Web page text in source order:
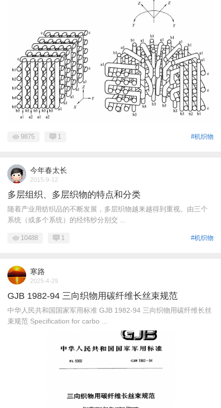
#机织物
9875 1
今年春太长
2015-9-12
多层组织、多层织物的特点和分类
随着产业用纺织品的不断发展，多层织物越来越得到重视。由三个
系统（或多个系统）的经纬纱分别交 ...
#机织物
10488 1
寒路
2025-4-29
GJB 1982-94 三向织物用碳纤维长丝束规范
中华人民共和国国家军用标准 GJB 1982-94 三向织物用碳纤维长丝
束规范 Specification for carbo ...